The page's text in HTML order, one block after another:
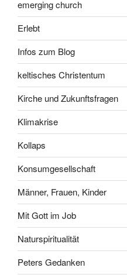
emerging church
Erlebt
Infos zum Blog
keltisches Christentum
Kirche und Zukunftsfragen
Klimakrise
Kollaps
Konsumgesellschaft
Männer, Frauen, Kinder
Mit Gott im Job
Naturspiritualität
Peters Gedanken